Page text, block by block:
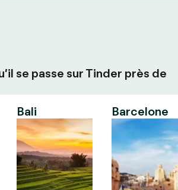
se passe sur Tinder près de
Bali Barcelone